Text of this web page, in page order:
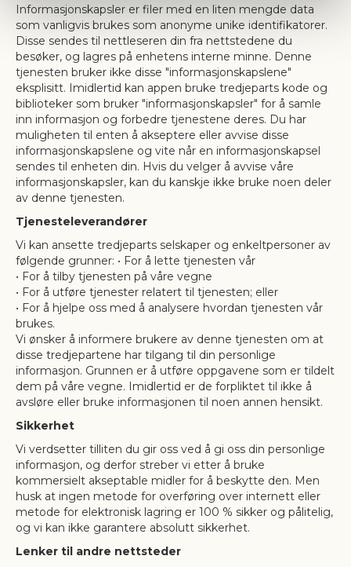
Informasjonskapsler er filer med en liten mengde data
som vanligvis brukes som anonyme unike identifikatorer.
Disse sendes til nettleseren din fra nettstedene du
besøker, og lagres på enhetens interne minne. Denne
tjenesten bruker ikke disse "informasjonskapslene"
eksplisitt. Imidlertid kan appen bruke tredjeparts kode og
biblioteker som bruker "informasjonskapsler" for å samle
inn informasjon og forbedre tjenestene deres. Du har
muligheten til enten å akseptere eller avvise disse
informasjonskapslene og vite når en informasjonskapsel
sendes til enheten din. Hvis du velger å avvise våre
informasjonskapsler, kan du kanskje ikke bruke noen deler
av denne tjenesten.
Tjenesteleverandører
Vi kan ansette tredjeparts selskaper og enkeltpersoner av
følgende grunner: • For å lette tjenesten vår
• For å tilby tjenesten på våre vegne
• For å utføre tjenester relatert til tjenesten; eller
• For å hjelpe oss med å analysere hvordan tjenesten vår
brukes.
Vi ønsker å informere brukere av denne tjenesten om at
disse tredjepartene har tilgang til din personlige
informasjon. Grunnen er å utføre oppgavene som er tildelt
dem på våre vegne. Imidlertid er de forpliktet til ikke å
avsløre eller bruke informasjonen til noen annen hensikt.
Sikkerhet
Vi verdsetter tilliten du gir oss ved å gi oss din personlige
informasjon, og derfor streber vi etter å bruke
kommersielt akseptable midler for å beskytte den. Men
husk at ingen metode for overføring over internett eller
metode for elektronisk lagring er 100 % sikker og pålitelig,
og vi kan ikke garantere absolutt sikkerhet.
Lenker til andre nettsteder